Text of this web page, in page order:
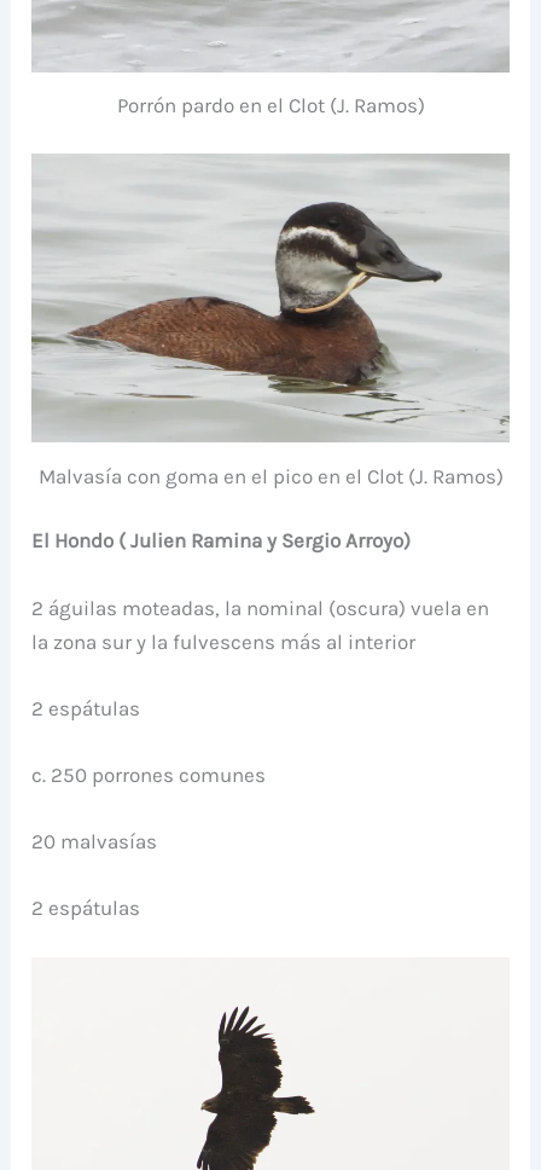
Porrón pardo en el Clot (J. Ramos)
Malvasía con goma en el pico en el Clot (J. Ramos)
El Hondo ( Julien Ramina y Sergio Arroyo)
2 águilas moteadas, la nominal (oscura) vuela en
la zona sur y la fulvescens más al interior
2 espátulas
c. 250 porrones comunes
20 malvasías
2 espátulas